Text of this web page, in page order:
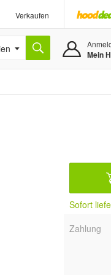
Verkaufen
Mein
Sofort
Zahlung